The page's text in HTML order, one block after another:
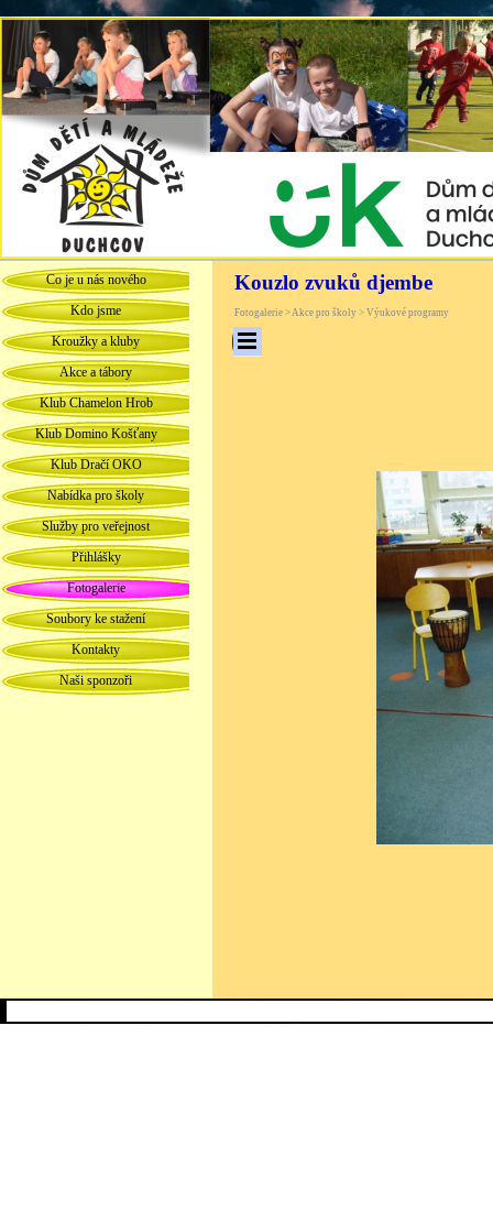
Co je u nás nového
Kdo jsme
Kroužky a kluby
Akce a tábory
Klub Chamelon Hrob
Klub Domino Košťany
Klub Dračí OKO
Nabídka pro školy
Služby pro veřejnost
Přihlášky
Fotogalerie
Soubory ke stažení
Kontakty
Naši sponzoři
Kouzlo zvuků djembe
Fotogalerie > Akce pro školy > Výukové programy